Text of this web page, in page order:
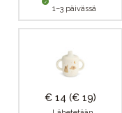
1–3 päivässä
€ 14 (€ 19)